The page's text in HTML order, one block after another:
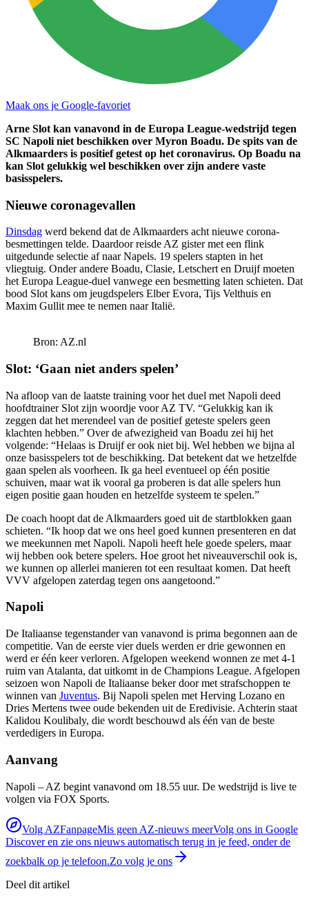
Maak ons je Google-favoriet
Arne Slot kan vanavond in de Europa League-wedstrijd tegen
SC Napoli niet beschikken over Myron Boadu. De spits van de
Alkmaarders is positief getest op het coronavirus. Op Boadu na
kan Slot gelukkig wel beschikken over zijn andere vaste
basisspelers.
Nieuwe coronagevallen
Dinsdag werd bekend dat de Alkmaarders acht nieuwe corona-
besmettingen telde. Daardoor reisde AZ gister met een flink
uitgedunde selectie af naar Napels. 19 spelers stapten in het
vliegtuig. Onder andere Boadu, Clasie, Letschert en Druijf moeten
het Europa League-duel vanwege een besmetting laten schieten. Dat
bood Slot kans om jeugdspelers Elber Evora, Tijs Velthuis en
Maxim Gullit mee te nemen naar Italië.
Bron: AZ.nl
Slot: ‘Gaan niet anders spelen’
Na afloop van de laatste training voor het duel met Napoli deed
hoofdtrainer Slot zijn woordje voor AZ TV. “Gelukkig kan ik
zeggen dat het merendeel van de positief geteste spelers geen
klachten hebben.” Over de afwezigheid van Boadu zei hij het
volgende: “Helaas is Druijf er ook niet bij. Wel hebben we bijna al
onze basisspelers tot de beschikking. Dat betekent dat we hetzelfde
gaan spelen als voorheen. Ik ga heel eventueel op één positie
schuiven, maar wat ik vooral ga proberen is dat alle spelers hun
eigen positie gaan houden en hetzelfde systeem te spelen.”
De coach hoopt dat de Alkmaarders goed uit de startblokken gaan
schieten. “Ik hoop dat we ons heel goed kunnen presenteren en dat
we meekunnen met Napoli. Napoli heeft hele goede spelers, maar
wij hebben ook betere spelers. Hoe groot het niveauverschil ook is,
we kunnen op allerlei manieren tot een resultaat komen. Dat heeft
VVV afgelopen zaterdag tegen ons aangetoond.”
Napoli
De Italiaanse tegenstander van vanavond is prima begonnen aan de
competitie. Van de eerste vier duels werden er drie gewonnen en
werd er één keer verloren. Afgelopen weekend wonnen ze met 4-1
ruim van Atalanta, dat uitkomt in de Champions League. Afgelopen
seizoen won Napoli de Italiaanse beker door met strafschoppen te
winnen van Juventus. Bij Napoli spelen met Herving Lozano en
Dries Mertens twee oude bekenden uit de Eredivisie. Achterin staat
Kalidou Koulibaly, die wordt beschouwd als één van de beste
verdedigers in Europa.
Aanvang
Napoli – AZ begint vanavond om 18.55 uur. De wedstrijd is live te
volgen via FOX Sports.
Volg AZFanpageMis geen AZ-nieuws meerVolg ons in Google
Discover en zie ons nieuws automatisch terug in je feed, onder de
zoekbalk op je telefoon.Zo volg je ons
Deel dit artikel